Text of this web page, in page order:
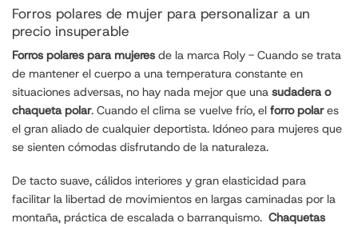
Forros polares de mujer para personalizar a un
precio insuperable
Forros polares para mujeres de la marca Roly - Cuando se trata
de mantener el cuerpo a una temperatura constante en
situaciones adversas, no hay nada mejor que una sudadera o
chaqueta polar. Cuando el clima se vuelve frío, el forro polares
el gran aliado de cualquier deportista. Idóneo para mujeres que
se sienten cómodas disfrutando de la naturaleza.
De tacto suave, cálidos interiores y gran elasticidad para
facilitar la libertad de movimientos en largas caminadas por la
montaña, práctica de escalada o barranquismo. Chaquetas